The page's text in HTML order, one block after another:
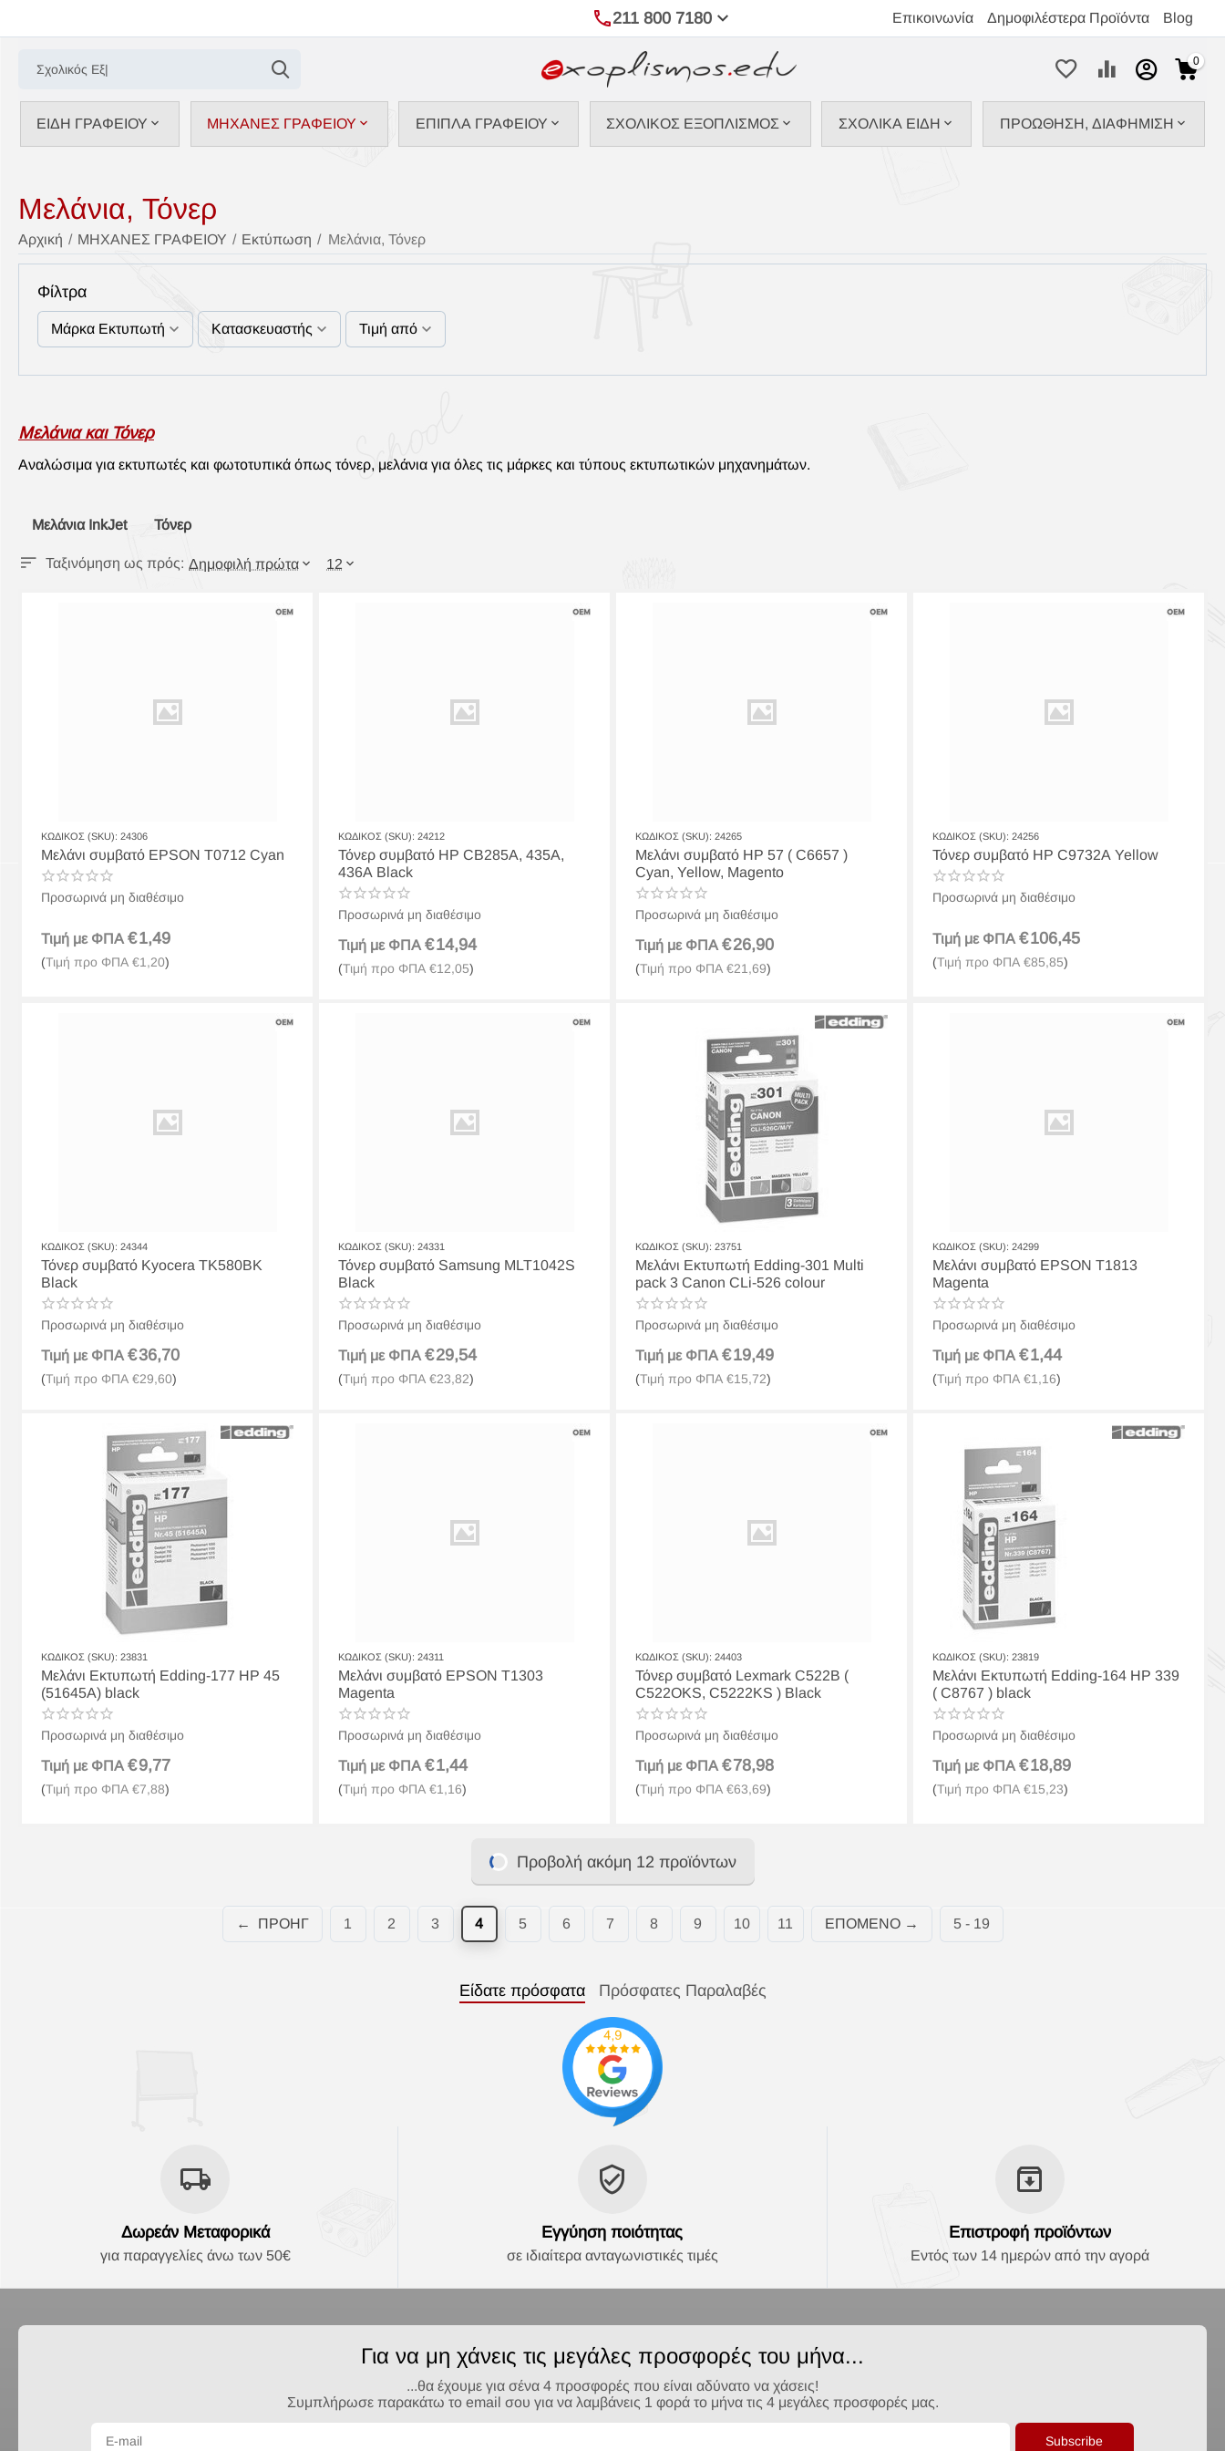
211 800 7180 Επικοινωνία Δημοφιλέστερα Προϊόντα Blog
0
ΕΙΔΗ ΓΡΑΦΕΙΟΥ ΜΗΧΑΝΕΣ ΓΡΑΦΕΙΟΥ ΕΠΙΠΛΑ ΓΡΑΦΕΙΟΥ ΣΧΟΛΙΚΟΣ ΕΞΟΠΛΙΣΜΟΣ ΣΧΟΛΙΚΑ ΕΙΔΗ ΠΡΟΩΘΗΣΗ, ΔΙΑΦΗΜΙΣΗ
Μελάνια, Τόνερ
Αρχική / ΜΗΧΑΝΕΣ ΓΡΑΦΕΙΟΥ / Εκτύπωση / Μελάνια, Τόνερ
Φίλτρα
Μάρκα Εκτυπωτή Κατασκευαστής Τιμή από
Μελάνια και Τόνερ
Αναλώσιμα για εκτυπωτές και φωτοτυπικά όπως τόνερ, μελάνια για όλες τις μάρκες και τύπους εκτυπωτικών μηχανημάτων.
Μελάνια InkJet Τόνερ
Ταξινόμηση ως πρός: Δημοφιλή πρώτα 12
ΚΩΔΙΚΟΣ (SKU): 24306
Μελάνι συμβατό EPSON T0712 Cyan
Προσωρινά μη διαθέσιμο
Τιμή με ΦΠΑ €1,49
(Τιμή προ ΦΠΑ €1,20)
ΚΩΔΙΚΟΣ (SKU): 24212
Τόνερ συμβατό HP CB285A, 435A,
436A Black
Προσωρινά μη διαθέσιμο
Τιμή με ΦΠΑ €14,94
(Τιμή προ ΦΠΑ €12,05)
ΚΩΔΙΚΟΣ (SKU): 24265
Μελάνι συμβατό HP 57 ( C6657 )
Cyan, Yellow, Magento
Προσωρινά μη διαθέσιμο
Τιμή με ΦΠΑ €26,90
(Τιμή προ ΦΠΑ €21,69)
ΚΩΔΙΚΟΣ (SKU): 24256
Τόνερ συμβατό HP C9732A Yellow
Προσωρινά μη διαθέσιμο
Τιμή με ΦΠΑ €106,45
(Τιμή προ ΦΠΑ €85,85)
ΚΩΔΙΚΟΣ (SKU): 24344
Τόνερ συμβατό Kyocera TK580BK
Black
Προσωρινά μη διαθέσιμο
Τιμή με ΦΠΑ €36,70
(Τιμή προ ΦΠΑ €29,60)
ΚΩΔΙΚΟΣ (SKU): 24331
Τόνερ συμβατό Samsung MLT1042S
Black
Προσωρινά μη διαθέσιμο
Τιμή με ΦΠΑ €29,54
(Τιμή προ ΦΠΑ €23,82)
ΚΩΔΙΚΟΣ (SKU): 23751
Μελάνι Εκτυπωτή Edding-301 Multi
pack 3 Canon CLi-526 colour
Προσωρινά μη διαθέσιμο
Τιμή με ΦΠΑ €19,49
(Τιμή προ ΦΠΑ €15,72)
ΚΩΔΙΚΟΣ (SKU): 24299
Μελάνι συμβατό EPSON T1813
Magenta
Προσωρινά μη διαθέσιμο
Τιμή με ΦΠΑ €1,44
(Τιμή προ ΦΠΑ €1,16)
ΚΩΔΙΚΟΣ (SKU): 23831
Μελάνι Εκτυπωτή Edding-177 HP 45
(51645A) black
Προσωρινά μη διαθέσιμο
Τιμή με ΦΠΑ €9,77
(Τιμή προ ΦΠΑ €7,88)
ΚΩΔΙΚΟΣ (SKU): 24311
Μελάνι συμβατό EPSON T1303
Magenta
Προσωρινά μη διαθέσιμο
Τιμή με ΦΠΑ €1,44
(Τιμή προ ΦΠΑ €1,16)
ΚΩΔΙΚΟΣ (SKU): 24403
Τόνερ συμβατό Lexmark C522B (
C522OKS, C5222KS ) Black
Προσωρινά μη διαθέσιμο
Τιμή με ΦΠΑ €78,98
(Τιμή προ ΦΠΑ €63,69)
ΚΩΔΙΚΟΣ (SKU): 23819
Μελάνι Εκτυπωτή Edding-164 HP 339
( C8767 ) black
Προσωρινά μη διαθέσιμο
Τιμή με ΦΠΑ €18,89
(Τιμή προ ΦΠΑ €15,23)
Προβολή ακόμη 12 προϊόντων
ΠΡΟΗΓ 1 2 3 4 5 6 7 8 9 10 11 ΕΠΌΜΕΝΟ 5 - 19
Είδατε πρόσφατα Πρόσφατες Παραλαβές
Δωρεάν Μεταφορικά
για παραγγελίες άνω των 50€
Εγγύηση ποιότητας
σε ιδιαίτερα ανταγωνιστικές τιμές
Επιστροφή προϊόντων
Εντός των 14 ημερών από την αγορά
Για να μη χάνεις τις μεγάλες προσφορές του μήνα...
...θα έχουμε για σένα 4 προσφορές που είναι αδύνατο να χάσεις!
Συμπλήρωσε παρακάτω το email σου για να λαμβάνεις 1 φορά το μήνα τις 4 μεγάλες προσφορές μας.
Subscribe